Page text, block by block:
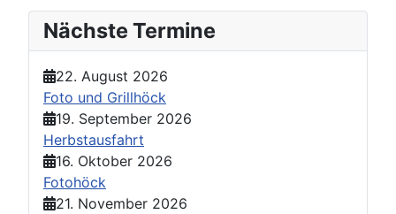
Nächste Termine
22. August 2026
Foto und Grillhöck
19. September 2026
Herbstausfahrt
16. Oktober 2026
Fotohöck
21. November 2026